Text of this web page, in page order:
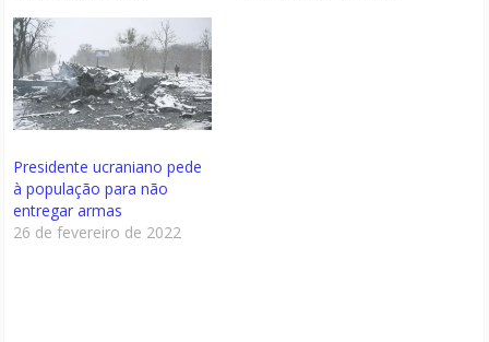
Presidente ucraniano pede
à população para não
entregar armas
26 de fevereiro de 2022